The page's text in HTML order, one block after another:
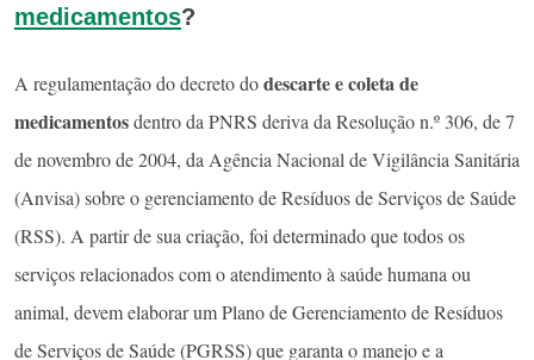
medicamentos?
A regulamentação do decreto dodescarte e coleta de
medicamentosdentro da PNRS deriva da Resolução n.º 306, de 7
de novembro de 2004, da Agência Nacional de Vigilância Sanitária
(Anvisa) sobre o gerenciamento de Resíduos de Serviços de Saúde
(RSS). A partir de sua criação, foi determinado que todos os
serviços relacionados com o atendimento à saúde humana ou
animal, devem elaborar um Plano de Gerenciamento de Resíduos
de Serviços de Saúde (PGRSS) que garanta o manejo e a